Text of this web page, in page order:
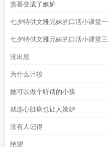
羡慕变成了嫉妒
七夕特供文雅兄妹的口活小课堂一
七夕特供文雅兄妹的口活小课堂三
没出息
为什么计较
她可以做个听话的小孩
就连心脏病也让人嫉妒
没有人记得
绝望